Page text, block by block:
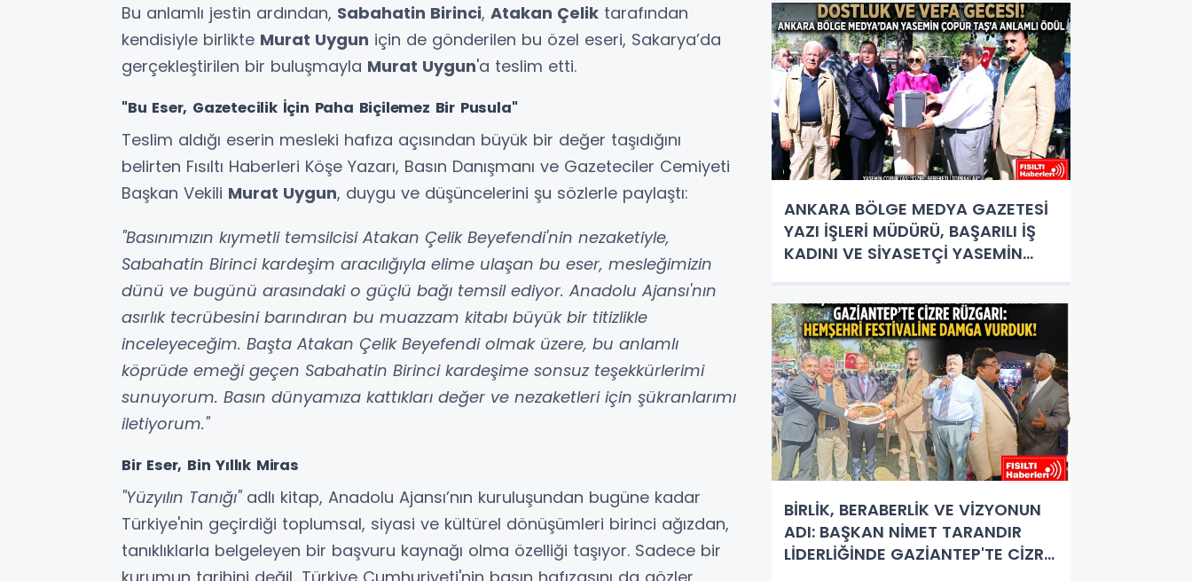
Bu anlamlı jestin ardından, Sabahatin Birinci, Atakan Çelik tarafından
kendisiyle birlikte Murat Uygun için de gönderilen bu özel eseri, Sakarya’da
gerçekleştirilen bir buluşmayla Murat Uygun'a teslim etti.
"Bu Eser, Gazetecilik İçin Paha Biçilemez Bir Pusula"
Teslim aldığı eserin mesleki hafıza açısından büyük bir değer taşıdığını
belirten Fısıltı Haberleri Köşe Yazarı, Basın Danışmanı ve Gazeteciler Cemiyeti
Başkan Vekili Murat Uygun, duygu ve düşüncelerini şu sözlerle paylaştı:
"Basınımızın kıymetli temsilcisi Atakan Çelik Beyefendi'nin nezaketiyle,
Sabahatin Birinci kardeşim aracılığıyla elime ulaşan bu eser, mesleğimizin
dünü ve bugünü arasındaki o güçlü bağı temsil ediyor. Anadolu Ajansı'nın
asırlık tecrübesini barındıran bu muazzam kitabı büyük bir titizlikle
inceleyeceğim. Başta Atakan Çelik Beyefendi olmak üzere, bu anlamlı
köprüde emeği geçen Sabahatin Birinci kardeşime sonsuz teşekkürlerimi
sunuyorum. Basın dünyamıza kattıkları değer ve nezaketleri için şükranlarımı
iletiyorum."
Bir Eser, Bin Yıllık Miras
"Yüzyılın Tanığı"adlı kitap, Anadolu Ajansı’nın kuruluşundan bugüne kadar
Türkiye'nin geçirdiği toplumsal, siyasi ve kültürel dönüşümleri birinci ağızdan,
tanıklıklarla belgeleyen bir başvuru kaynağı olma özelliği taşıyor. Sadece bir
ANKARA BÖLGE MEDYA GAZETESİ
YAZI İŞLERİ MÜDÜRÜ, BAŞARILI İŞ
KADINI VE SİYASETÇİ YASEMİN
BİRLİK, BERABERLİK VE VİZYONUN
ADI: BAŞKAN NİMET TARANDIR
LİDERLİĞİNDE GAZİANTEP'TE CİZRE